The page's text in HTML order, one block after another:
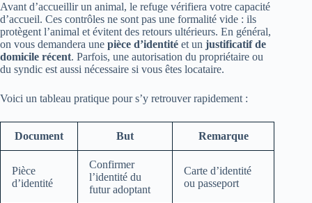
Avant d’accueillir un animal, le refuge vérifiera votre capacité
d’accueil. Ces contrôles ne sont pas une formalité vide : ils
protègent l’animal et évitent des retours ultérieurs. En général,
on vous demandera une pièce d’identité et un justificatif de
domicile récent. Parfois, une autorisation du propriétaire ou
du syndic est aussi nécessaire si vous êtes locataire.
Voici un tableau pratique pour s’y retrouver rapidement :
Document But Remarque
Pièce
d’identité
Confirmer
l’identité du
futur adoptant
Carte d’identité
ou passeport